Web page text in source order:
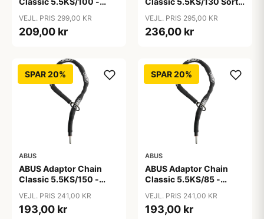
VEJL. PRIS 299,00 KR
209,00 kr
VEJL. PRIS 295,00 KR
236,00 kr
SPAR 20%
ABUS
ABUS Adaptor Chain
Classic 5.5KS/150 -
VEJL. PRIS 241,00 KR
193,00 kr
SPAR 20%
ABUS
ABUS Adaptor Chain
Classic 5.5KS/85 -
VEJL. PRIS 241,00 KR
193,00 kr